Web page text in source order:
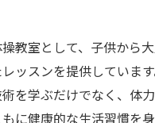
教室として、子供から
ッスンを提供していま
を学ぶだけでなく、体
に健康的な生活習慣を